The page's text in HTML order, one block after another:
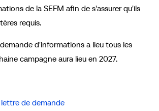
de la SEFM afin de s'assurer qu'ils
requis.
d'informations a lieu tous les
campagne aura lieu en 2027.
de demande